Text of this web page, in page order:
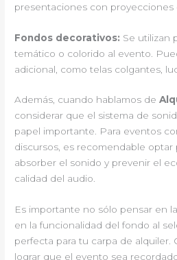
presentaciones con proyecciones
Fondos decorativos: Se utilizan
temático o colorido al evento.
adicional, como telas colgantes,
Además, cuando hablamos de
considerar que el sistema de
papel importante. Para eventos
discursos, es recomendable
absorber el sonido y prevenir el
calidad del audio.
Es importante no sólo pensar en
en la funcionalidad del fondo al
perfecta para tu carpa de alquiler.
lograr que el evento sea